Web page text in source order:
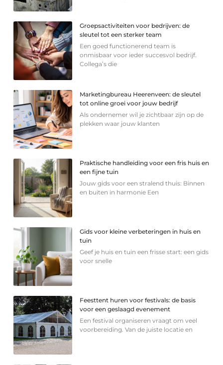
Groepsactiviteiten voor bedrijven: de
sleutel tot een sterker team
Een goed functionerend team is
onmisbaar voor ieder succesvol bedrijf.
Collega’s die
Marketingbureau Heerenveen: de sleutel
tot online groei voor jouw bedrijf
Als ondernemer wil je zichtbaar zijn op de
plekken waar jouw klanten
Praktische handleiding voor een fris huis en
een fijne tuin
Jouw gids voor een stralend thuis: Binnen
en buiten in harmonie Een
Gids voor kleine verbeteringen in huis en
tuin
Geef je huis en tuin een frisse start: een gids
voor snelle
Feesttent huren voor festivals: de basis
voor een geslaagd evenement
Een festival organiseren vraagt om veel
voorbereiding. Van de juiste locatie en